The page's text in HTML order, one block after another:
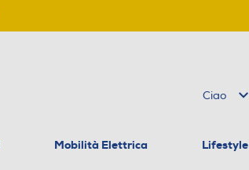
Ciao
Mobilità Elettrica Lifestyle